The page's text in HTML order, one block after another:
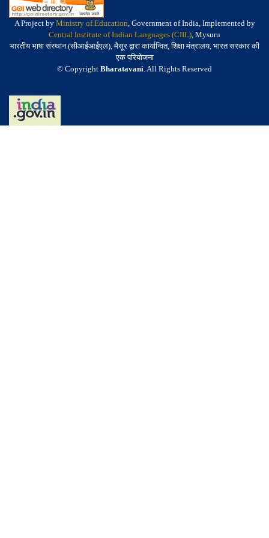
A Project by Ministry of Education, Government of India, Implemented by
Central Institute of Indian Languages (CIIL), Mysuru
भारतीय भाषा संस्थान (सीआईआईएल), मैसूर द्वारा कार्यान्वित, शिक्षा मंत्रालय, भारत सरकार की
एक परियोजना
© Copyright Bharatavani. All Rights Reserved